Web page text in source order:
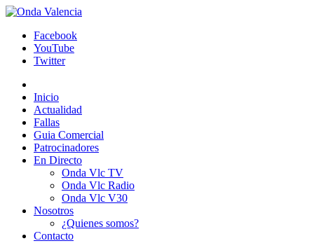
Facebook
YouTube
Twitter
Inicio
Actualidad
Fallas
Guia Comercial
Patrocinadores
En Directo
Onda Vlc TV
Onda Vlc Radio
Onda Vlc V30
Nosotros
¿Quienes somos?
Contacto